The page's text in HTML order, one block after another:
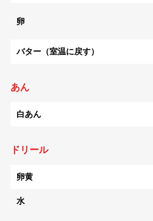
卵
バター（室温に戻す）
あん
白あん
ドリール
卵黄
水